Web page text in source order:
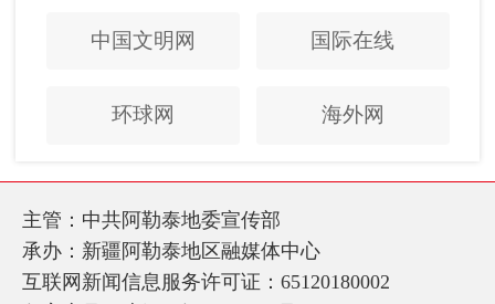
中国文明网 国际在线
环球网 海外网
主管：中共阿勒泰地委宣传部
承办：新疆阿勒泰地区融媒体中心
互联网新闻信息服务许可证：65120180002